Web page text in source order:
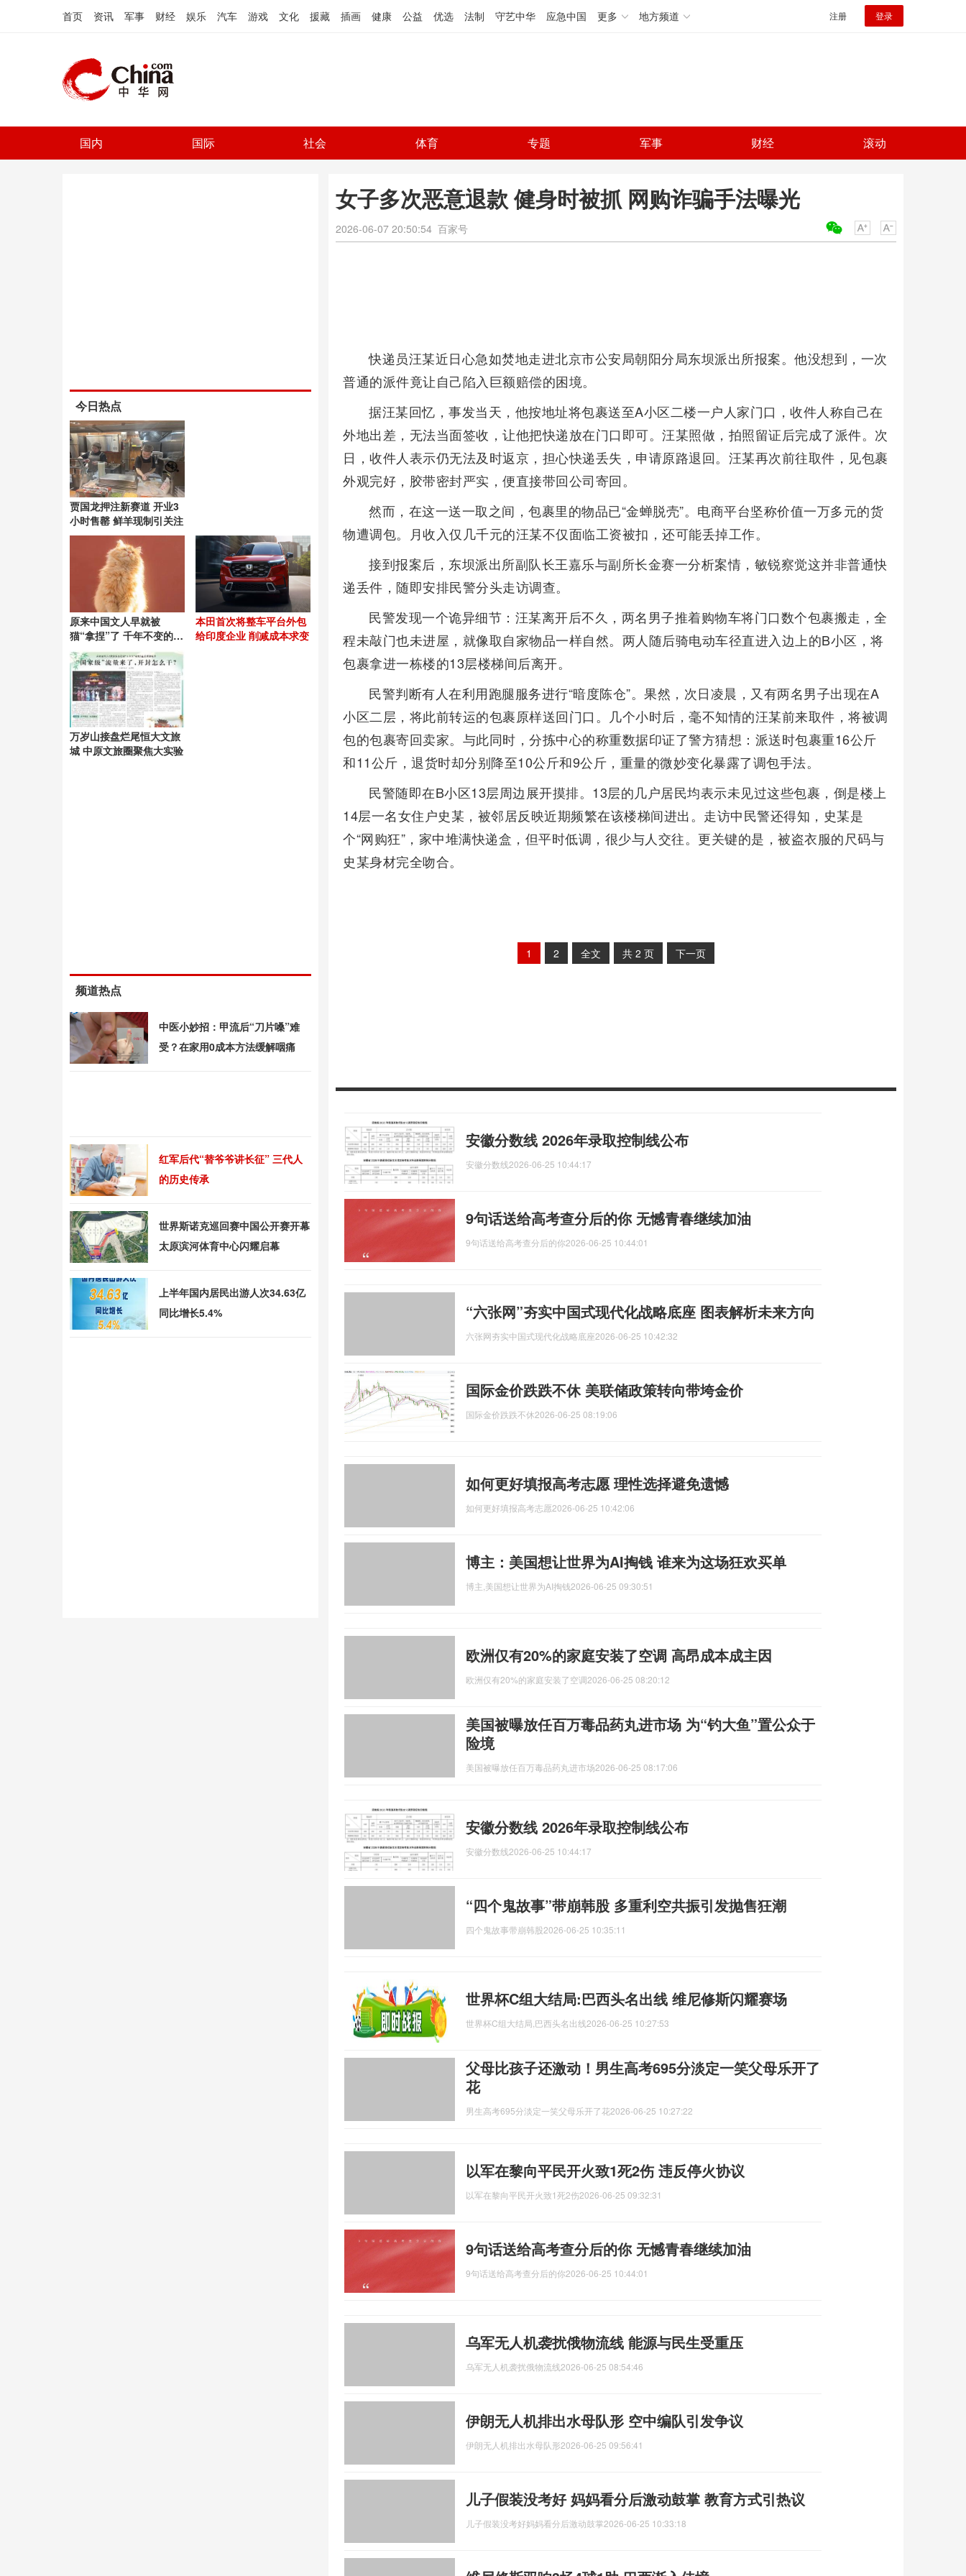
首页 资讯 军事 财经 娱乐 汽车 游戏 文化 援藏 插画 健康 公益 优选 法制 守艺中华 应急中国 更多 地方频道 注册 登录
国内 国际 社会 体育 专题 军事 财经 滚动
女子多次恶意退款 健身时被抓 网购诈骗手法曝光
2026-06-07 20:50:54 百家号
快递员汪某近日心急如焚地走进北京市公安局朝阳分局东坝派出所报案。他没想到，一次
普通的派件竟让自己陷入巨额赔偿的困境。
据汪某回忆，事发当天，他按地址将包裹送至A小区二楼一户人家门口，收件人称自己在
外地出差，无法当面签收，让他把快递放在门口即可。汪某照做，拍照留证后完成了派件。次
日，收件人表示仍无法及时返京，担心快递丢失，申请原路退回。汪某再次前往取件，见包裹
外观完好，胶带密封严实，便直接带回公司寄回。
然而，在这一送一取之间，包裹里的物品已“金蝉脱壳”。电商平台坚称价值一万多元的货
物遭调包。月收入仅几千元的汪某不仅面临工资被扣，还可能丢掉工作。
接到报案后，东坝派出所副队长王嘉乐与副所长金赛一分析案情，敏锐察觉这并非普通快
递丢件，随即安排民警分头走访调查。
民警发现一个诡异细节：汪某离开后不久，两名男子推着购物车将门口数个包裹搬走，全
程未敲门也未进屋，就像取自家物品一样自然。两人随后骑电动车径直进入边上的B小区，将
包裹拿进一栋楼的13层楼梯间后离开。
民警判断有人在利用跑腿服务进行“暗度陈仓”。果然，次日凌晨，又有两名男子出现在A
小区二层，将此前转运的包裹原样送回门口。几个小时后，毫不知情的汪某前来取件，将被调
包的包裹寄回卖家。与此同时，分拣中心的称重数据印证了警方猜想：派送时包裹重16公斤
和11公斤，退货时却分别降至10公斤和9公斤，重量的微妙变化暴露了调包手法。
民警随即在B小区13层周边展开摸排。13层的几户居民均表示未见过这些包裹，倒是楼上
14层一名女住户史某，被邻居反映近期频繁在该楼梯间进出。走访中民警还得知，史某是
个“网购狂”，家中堆满快递盒，但平时低调，很少与人交往。更关键的是，被盗衣服的尺码与
史某身材完全吻合。
1 2 全文 共 2 页 下一页
安徽分数线 2026年录取控制线公布
安徽分数线2026-06-25 10:44:17
9句话送给高考查分后的你 无憾青春继续加油
9句话送给高考查分后的你2026-06-25 10:44:01
“六张网”夯实中国式现代化战略底座 图表解析未来方向
六张网夯实中国式现代化战略底座2026-06-25 10:42:32
国际金价跌跌不休 美联储政策转向带垮金价
国际金价跌跌不休2026-06-25 08:19:06
如何更好填报高考志愿 理性选择避免遗憾
如何更好填报高考志愿2026-06-25 10:42:06
博主：美国想让世界为AI掏钱 谁来为这场狂欢买单
博主,美国想让世界为AI掏钱2026-06-25 09:30:51
欧洲仅有20%的家庭安装了空调 高昂成本成主因
欧洲仅有20%的家庭安装了空调2026-06-25 08:20:12
美国被曝放任百万毒品药丸进市场 为“钓大鱼”置公众于
险境
美国被曝放任百万毒品药丸进市场2026-06-25 08:17:06
安徽分数线 2026年录取控制线公布
安徽分数线2026-06-25 10:44:17
“四个鬼故事”带崩韩股 多重利空共振引发抛售狂潮
四个鬼故事带崩韩股2026-06-25 10:35:11
世界杯C组大结局:巴西头名出线 维尼修斯闪耀赛场
世界杯C组大结局,巴西头名出线2026-06-25 10:27:53
父母比孩子还激动！男生高考695分淡定一笑父母乐开了
花
男生高考695分淡定一笑父母乐开了花2026-06-25 10:27:22
以军在黎向平民开火致1死2伤 违反停火协议
以军在黎向平民开火致1死2伤2026-06-25 09:32:31
9句话送给高考查分后的你 无憾青春继续加油
9句话送给高考查分后的你2026-06-25 10:44:01
乌军无人机袭扰俄物流线 能源与民生受重压
乌军无人机袭扰俄物流线2026-06-25 08:54:46
伊朗无人机排出水母队形 空中编队引发争议
伊朗无人机排出水母队形2026-06-25 09:56:41
儿子假装没考好 妈妈看分后激动鼓掌 教育方式引热议
儿子假装没考好妈妈看分后激动鼓掌2026-06-25 10:33:18
今日热点
贾国龙押注新赛道 开业3
小时售罄 鲜羊现制引关注
原来中国文人早就被
猫“拿捏”了 千年不变的猫
奴情结
本田首次将整车平台外包
给印度企业 削减成本求变
万岁山接盘烂尾恒大文旅
城 中原文旅圈聚焦大实验
频道热点
中医小妙招：甲流后“刀片嗓”难
受？在家用0成本方法缓解咽痛
红军后代“替爷爷讲长征” 三代人
的历史传承
世界斯诺克巡回赛中国公开赛开幕
太原滨河体育中心闪耀启幕
上半年国内居民出游人次34.63亿
同比增长5.4%